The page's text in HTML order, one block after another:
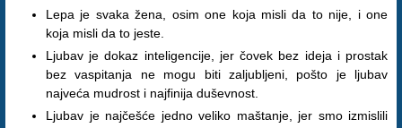
Lepa je svaka žena, osim one koja misli da to nije, i one
koja misli da to jeste.
Ljubav je dokaz inteligencije, jer čovek bez ideja i prostak
bez vaspitanja ne mogu biti zaljubljeni, pošto je ljubav
najveća mudrost i najfinija duševnost.
Ljubav je najčešće jedno veliko maštanje, jer smo izmislili